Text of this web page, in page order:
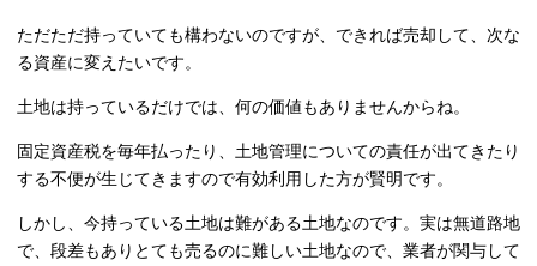
ただただ持っていても構わないのですが、できれば売却して、次な
る資産に変えたいです。
土地は持っているだけでは、何の価値もありませんからね。
固定資産税を毎年払ったり、土地管理についての責任が出てきたり
する不便が生じてきますので有効利用した方が賢明です。
しかし、今持っている土地は難がある土地なのです。実は無道路地
で、段差もありとても売るのに難しい土地なので、業者が関与して